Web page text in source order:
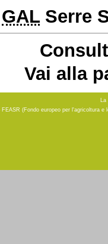
GAL Serre
Vai alla
La
(Fondo europeo per l'agricoltura